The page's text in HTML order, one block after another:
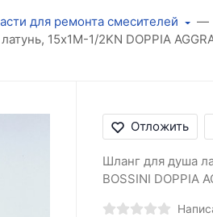
для ремонта смесителей
15x1M-1/2KN DOPPIA
Отложить
Шланг для душа
BOSSINI DOPPIA